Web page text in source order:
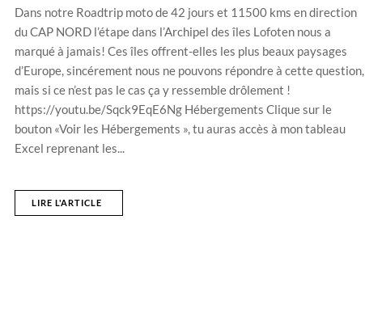
Dans notre Roadtrip moto de 42 jours et 11500 kms en direction
du CAP NORD l’étape dans l’Archipel des îles Lofoten nous a
marqué à jamais! Ces îles offrent-elles les plus beaux paysages
d’Europe, sincérement nous ne pouvons répondre à cette question,
mais si ce n’est pas le cas ça y ressemble drôlement !
https://youtu.be/Sqck9EqE6Ng Hébergements Clique sur le
bouton «Voir les Hébergements », tu auras accès à mon tableau
Excel reprenant les...
LIRE L'ARTICLE